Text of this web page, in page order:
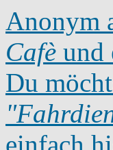
Anonym
Cafè und
Du